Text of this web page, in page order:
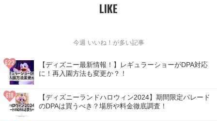
LIKE
今週 いいね！が多い記事
【ディズニー最新情報！】レギュラーショーがDPA対応
に！再入園方法も変更か？！
【ディズニーランドハロウィン2024】期間限定パレード
のDPAは買うべき？場所や料金徹底調査！